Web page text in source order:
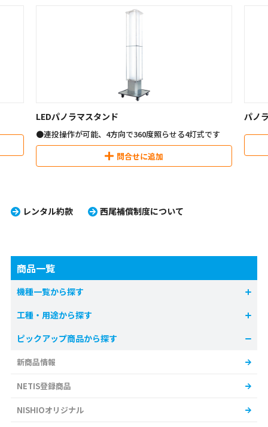
LEDパノラマスタンド
●連投操作が可能、4方向で360度照らせる4灯式です
問合せに追加
パノ
レンタル約款 西尾補償制度について
商品一覧
機種一覧から探す
工種・用途から探す
ピックアップ商品から探す
新商品情報
NETIS登録商品
NISHIOオリジナル